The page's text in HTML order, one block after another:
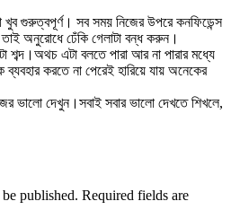
খুব গুরুত্বপূর্ণ। সব সময় নিজের উপরে কনফিডেন্স
অনুরোধে ঢেঁকি গেলাটা বন্ধ করুন।
শব্দ।অথচ এটা বলতে পারা আর না পারার মধ্যে
করতে না পেরেই হারিয়ে যায় অনেকের
ভালো দেখুন।সবাই সবার ভালো দেখতে শিখলে,
published. Required fields are